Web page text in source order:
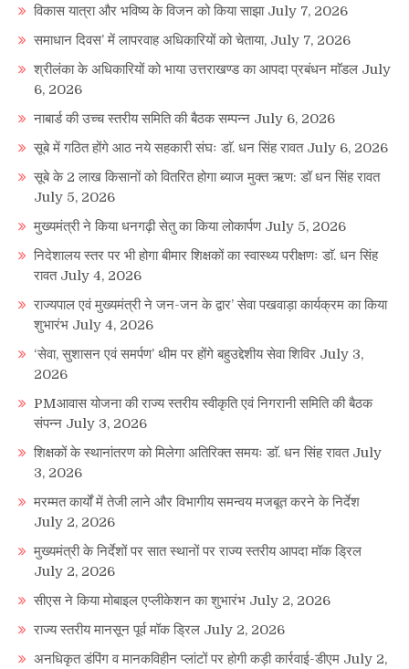
विकास यात्रा और भविष्य के विजन को किया साझा July 7, 2026
समाधान दिवस’ में लापरवाह अधिकारियों को चेताया, July 7, 2026
श्रीलंका के अधिकारियों को भाया उत्तराखण्ड का आपदा प्रबंधन माॅडल July
6, 2026
नाबार्ड की उच्च स्तरीय समिति की बैठक सम्पन्न July 6, 2026
सूबे में गठित होंगे आठ नये सहकारी संघः डाॅ. धन सिंह रावत July 6, 2026
सूबे के 2 लाख किसानों को वितरित होगा ब्याज मुक्त ऋण: डॉ धन सिंह रावत
July 5, 2026
मुख्यमंत्री ने किया धनगढ़ी सेतु का किया लोकार्पण July 5, 2026
निदेशालय स्तर पर भी होगा बीमार शिक्षकों का स्वास्थ्य परीक्षणः डाॅ. धन सिंह
रावत July 4, 2026
राज्यपाल एवं मुख्यमंत्री ने जन-जन के द्वार’ सेवा पखवाड़ा कार्यक्रम का किया
शुभारंभ July 4, 2026
‘सेवा, सुशासन एवं समर्पण’ थीम पर होंगे बहुउद्देशीय सेवा शिविर July 3,
2026
PMआवास योजना की राज्य स्तरीय स्वीकृति एवं निगरानी समिति की बैठक
संपन्न July 3, 2026
शिक्षकों के स्थानांतरण को मिलेगा अतिरिक्त समयः डाॅ. धन सिंह रावत July
3, 2026
मरम्मत कार्यों में तेजी लाने और विभागीय समन्वय मजबूत करने के निर्देश
July 2, 2026
मुख्यमंत्री के निर्देशों पर सात स्थानों पर राज्य स्तरीय आपदा मॉक ड्रिल
July 2, 2026
सीएस ने किया मोबाइल एप्लीकेशन का शुभारंभ July 2, 2026
राज्य स्तरीय मानसून पूर्व मॉक ड्रिल July 2, 2026
अनधिकृत डंपिंग व मानकविहीन प्लांटों पर होगी कड़ी कार्रवाई-डीएम July 2,